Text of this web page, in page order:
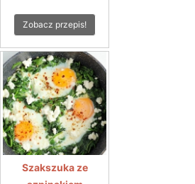
Zobacz przepis!
Szakszuka ze